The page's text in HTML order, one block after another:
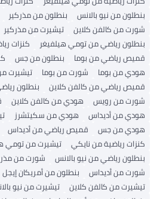
من نيو بالانس
بنطلون من مذركير
من كالفن كلاين
تيشيرت من مذركير
رياضي من تومي هيلفيغر
كنزات
رياضي من بوما
بنطلون من جس
من بوما
شورت من بوما
تيشيرت من
رياضي من كالفن كلاين
بنطلون رياضي
من رويس
هودي من كالفن كلاين
من أديداس
هودي من سكيتشرز
من جس
قميص رياضي من أديداس
رياضية من نايكي
تيشيرت من تومي
رياضي من نيو بالانس
شورت من مذركير
من أديداس
بنطلون من أمريكان إيجل
من كالفن كلاين
تيشيرت من نيو بالانس